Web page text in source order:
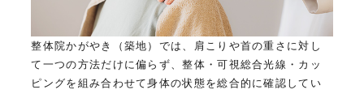
整体院かがやき（築地）では、肩こりや首の重さに対し
て一つの方法だけに偏らず、整体・可視総合光線・カッ
ピングを組み合わせて身体の状態を総合的に確認してい